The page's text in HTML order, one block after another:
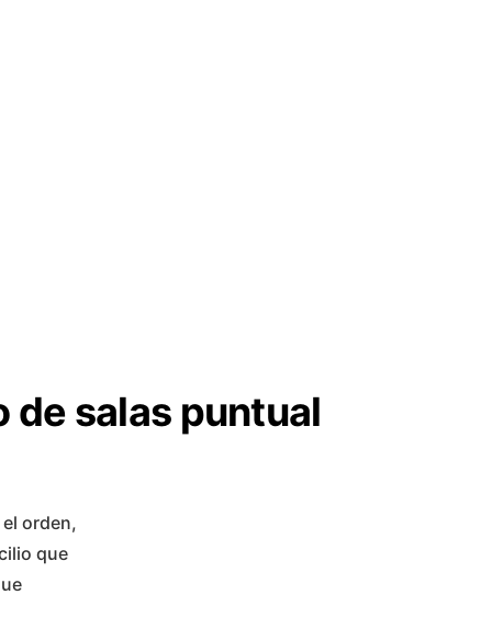
de salas puntual
orden,
que